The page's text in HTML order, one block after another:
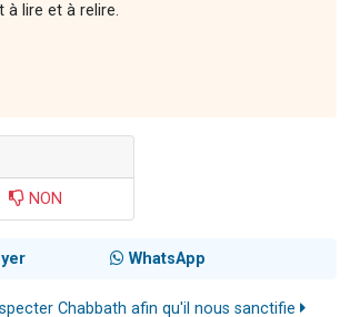
à lire et à relire.
NON
WhatsApp
Chabbath afin qu'il nous sanctifie